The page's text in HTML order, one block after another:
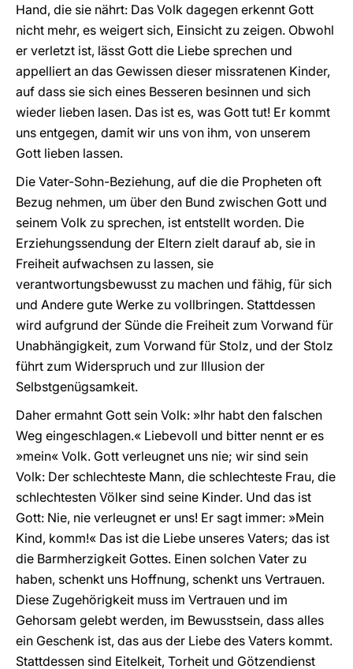
Hand, die sie nährt: Das Volk dagegen erkennt Gott
nicht mehr, es weigert sich, Einsicht zu zeigen. Obwohl
er verletzt ist, lässt Gott die Liebe sprechen und
appelliert an das Gewissen dieser missratenen Kinder,
auf dass sie sich eines Besseren besinnen und sich
wieder lieben lasen. Das ist es, was Gott tut! Er kommt
uns entgegen, damit wir uns von ihm, von unserem
Gott lieben lassen.
Die Vater-Sohn-Beziehung, auf die die Propheten oft
Bezug nehmen, um über den Bund zwischen Gott und
seinem Volk zu sprechen, ist entstellt worden. Die
Erziehungssendung der Eltern zielt darauf ab, sie in
Freiheit aufwachsen zu lassen, sie
verantwortungsbewusst zu machen und fähig, für sich
und Andere gute Werke zu vollbringen. Stattdessen
wird aufgrund der Sünde die Freiheit zum Vorwand für
Unabhängigkeit, zum Vorwand für Stolz, und der Stolz
führt zum Widerspruch und zur Illusion der
Selbstgenügsamkeit.
Daher ermahnt Gott sein Volk: »Ihr habt den falschen
Weg eingeschlagen.« Liebevoll und bitter nennt er es
»mein« Volk. Gott verleugnet uns nie; wir sind sein
Volk: Der schlechteste Mann, die schlechteste Frau, die
schlechtesten Völker sind seine Kinder. Und das ist
Gott: Nie, nie verleugnet er uns! Er sagt immer: »Mein
Kind, komm!« Das ist die Liebe unseres Vaters; das ist
die Barmherzigkeit Gottes. Einen solchen Vater zu
haben, schenkt uns Hoffnung, schenkt uns Vertrauen.
Diese Zugehörigkeit muss im Vertrauen und im
Gehorsam gelebt werden, im Bewusstsein, dass alles
ein Geschenk ist, das aus der Liebe des Vaters kommt.
Stattdessen sind Eitelkeit, Torheit und Götzendienst